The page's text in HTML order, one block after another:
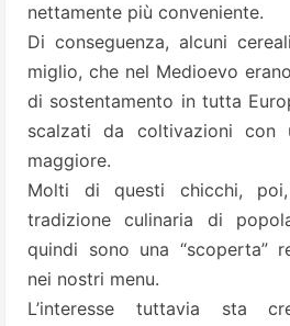
nettamente più conveniente.
Di conseguenza, alcuni
miglio, che nel Medioevo
di sostentamento in tutta
scalzati da coltivazioni con
maggiore.
Molti di questi chicchi,
tradizione culinaria di
quindi sono una “scoperta”
nei nostri menu.
L’interesse tuttavia sta